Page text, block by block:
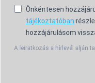
Önkéntesen
tájékoztatóban
hozzájárulásom
A leiratkozás a hírlevél alján